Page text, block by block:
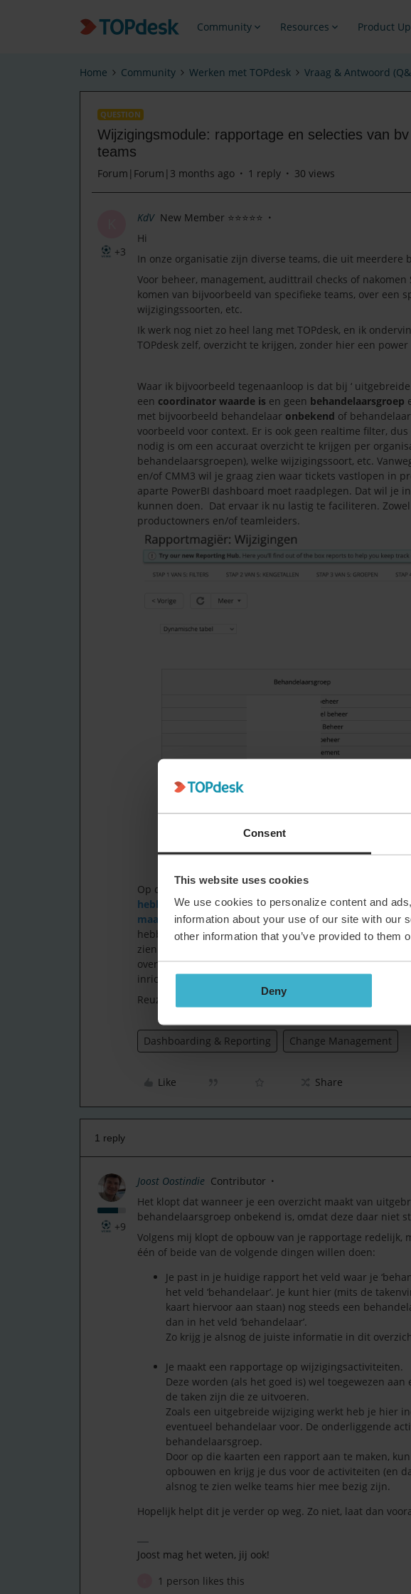
Consent
This website uses cookies
We use cookies to personalize content and
information about your use of our site with our
other information that you’ve provided to them
Deny
Community Resources Product
Home Community Werken met TOPdesk Vraag & Antwoord
QUESTION
Wijzigingsmodule: rapportage en selecties van
teams
Forum|Forum|3 months ago 1 reply 30 views
+3
KdV New Member ⭐⭐⭐⭐⭐
Hi
In onze organisatie zijn diverse teams, die uit meerdere
Voor beheer, management, audittrail checks of nakomen
komen van bijvoorbeeld van specifieke teams, over een
wijzigingssoorten, etc.
Ik werk nog niet zo heel lang met TOPdesk, en ik
TOPdesk zelf, overzicht te krijgen, zonder hier een
Waar ik bijvoorbeeld tegenaanloop is dat bij ‘
een coordinator waarde is en geen behandelaarsgroep
met bijvoorbeeld behandelaar onbekend of
voorbeeld voor context. Er is ook geen realtime filter,
nodig is om een accuraat overzicht te krijgen per
behandelaarsgroepen), welke wijzigingssoort, etc.
en/of CMM3 wil je graag zien waar tickets vastlopen in
aparte PowerBI dashboard moet raadplegen. Dat wil je
kunnen doen. Dat ervaar ik nu lastig te faciliteren.
productowners en/of teamleiders.
Op de homepage staan alleen aantallen voor een
hebben jullie slimme tips of ervaringen hoe beter
maar wilt(denk aan voorbeelden tickets die te laat zijn,
hebben, prio 1 tickets die te lang openstaan, als er
zien wat er speeltetc). Van andere toolings ben ik dus
overzicht kunt filteren. We krijgen dat niet slimmer voor
inrichingskeuzes aan te moeten passen. Maar: wat
Reuze benieuwd en alvast dank voor jullie tips of
Dashboarding & Reporting Change Management
Like Share
1 reply
+9
Joost Oostindie Contributor
Het klopt dat wanneer je een overzicht maakt van
behandelaarsgroep onbekend is, omdat deze daar niet
Volgens mij klopt de opbouw van je rapportage redelijk,
één of beide van de volgende dingen willen doen:
Je past in je huidige rapport het veld waar je
het veld ‘behandelaar’. Je kunt hier (mits de
kaart hiervoor aan staan) nog steeds een
dan in het veld ‘behandelaar’.
Zo krijg je alsnog de juiste informatie in dit
Je maakt een rapportage op wijzigingsactiviteiten.
Deze worden (als het goed is) wel toegewezen
de taken zijn die ze uitvoeren.
Zoals een uitgebreide wijziging werkt heb je hier
eventueel behandelaar voor. De onderliggende
behandelaarsgroep.
Door op die kaarten een rapport aan te maken,
opbouwen en krijg je dus voor de activiteiten (en
alsnog te zien welke teams hier mee bezig zijn.
Hopelijk helpt dit je verder op weg. Zo niet, laat dan
Joost mag het weten, jij ook!
1 person likes this